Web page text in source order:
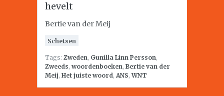
hevelt
Bertie van der Meij
Schetsen
Tags: Zweden, Gunilla Linn Persson,
Zweeds, woordenboeken, Bertie van der
Meij, Het juiste woord, ANS,WNT